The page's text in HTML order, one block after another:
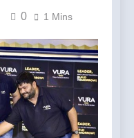
0 1 Mins